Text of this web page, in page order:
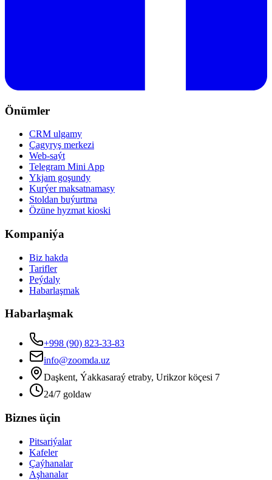
Önümler
CRM ulgamy
Çagyryş merkezi
Web-saýt
Telegram Mini App
Ykjam goşundy
Kurýer maksatnamasy
Stoldan buýurtma
Özüne hyzmat kioski
Kompaniýa
Biz hakda
Tarifler
Peýdaly
Habarlaşmak
Habarlaşmak
+998 (90) 823-33-83
info@zoomda.uz
Daşkent, Ýakkasaraý etraby, Urikzor köçesi 7
24/7 goldaw
Biznes üçin
Pitsariýalar
Kafeler
Çaýhanalar
Aşhanalar